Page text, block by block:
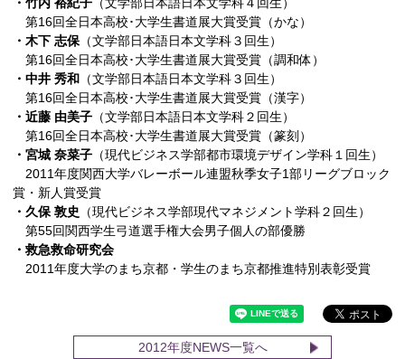
第16回全日本高校･大学生書道展大賞受賞（かな）
・木下 志保 （文学部日本語日本文学科３回生）
第16回全日本高校･大学生書道展大賞受賞（調和体）
・中井 秀和 （文学部日本語日本文学科３回生）
第16回全日本高校･大学生書道展大賞受賞（漢字）
・近藤 由美子 （文学部日本語日本文学科２回生）
第16回全日本高校･大学生書道展大賞受賞（篆刻）
・宮城 奈菜子 （現代ビジネス学部都市環境デザイン学科１回生）
2011年度関西大学バレーボール連盟秋季女子1部リーグブロック
賞・新人賞受賞
・久保 敦史 （現代ビジネス学部現代マネジメント学科２回生）
第55回関西学生弓道選手権大会男子個人の部優勝
・救急救命研究会
2011年度大学のまち京都・学生のまち京都推進特別表彰受賞
2012年度NEWS一覧へ